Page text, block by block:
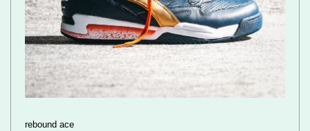
rebound ace